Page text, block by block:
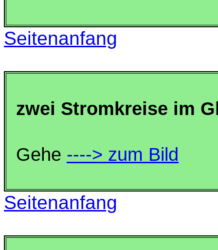
Seitenanfang
zwei Stromkreise im
Gehe ----> zum Bild
Seitenanfang